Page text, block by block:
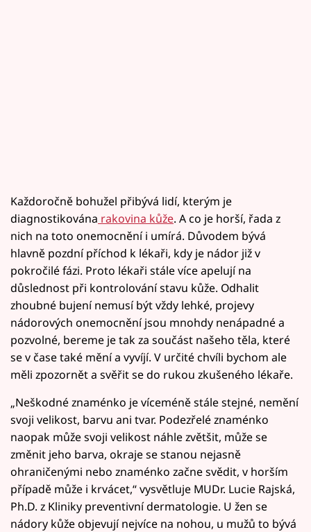
Každoročně bohužel přibývá lidí, kterým je
diagnostikována rakovina kůže. A co je horší, řada z
nich na toto onemocnění i umírá. Důvodem bývá
hlavně pozdní příchod k lékaři, kdy je nádor již v
pokročilé fázi. Proto lékaři stále více apelují na
důslednost při kontrolování stavu kůže. Odhalit
zhoubné bujení nemusí být vždy lehké, projevy
nádorových onemocnění jsou mnohdy nenápadné a
pozvolné, bereme je tak za součást našeho těla, které
se v čase také mění a vyvíjí. V určité chvíli bychom ale
měli zpozornět a svěřit se do rukou zkušeného lékaře.
„Neškodné znaménko je víceméně stále stejné, nemění
svoji velikost, barvu ani tvar. Podezřelé znaménko
naopak může svoji velikost náhle zvětšit, může se
změnit jeho barva, okraje se stanou nejasně
ohraničenými nebo znaménko začne svědit, v horším
případě může i krvácet,“ vysvětluje MUDr. Lucie Rajská,
Ph.D. z Kliniky preventivní dermatologie. U žen se
nádory kůže objevují nejvíce na nohou, u mužů to bývá